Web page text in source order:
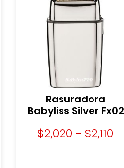
Rasuradora
Babyliss Silver Fx02
$2,020 - $2,110